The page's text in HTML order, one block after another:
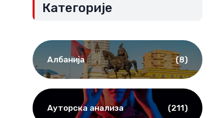
Категорије
Албанија (8)
Ауторска анализа (211)